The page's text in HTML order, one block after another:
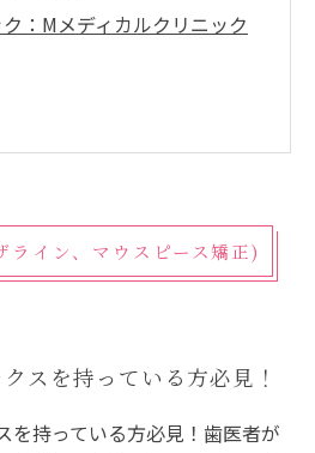
：Mメディカルクリニック
イン、マウスピース矯正)
スを持っている方必見！
を持っている方必見！歯医者が